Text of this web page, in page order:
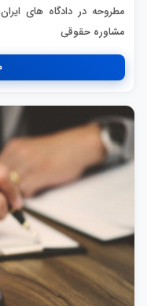
مطروحه در دادگاه های
مشاوره حقوقی